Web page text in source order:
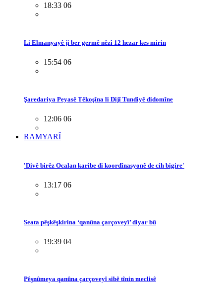
18:33 06
Li Elmanyayê ji ber germê nêzî 12 hezar kes mirin
15:54 06
Şaredariya Peyasê Têkoşîna li Dijî Tundiyê didomîne
12:06 06
RAMYARÎ
'Divê birêz Ocalan karibe di koordînasyonê de cih bigire'
13:17 06
Seata pêşkêşkirina ‘qanûna çarçoveyî’ diyar bû
19:39 04
Pêşnûmeya qanûna çarçoveyî sibê tînin meclisê